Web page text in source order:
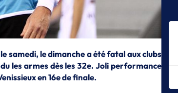
samedi, le dimanche a été fatal aux clubs
les armes dès les 32e. Joli performance
en 16e de finale.